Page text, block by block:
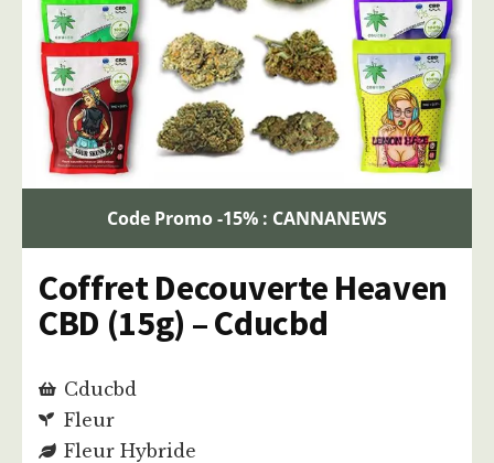
Code Promo -15% : CANNANEWS
Coffret Decouverte Heaven
CBD (15g) – Cducbd
Cducbd
Fleur
Fleur Hybride